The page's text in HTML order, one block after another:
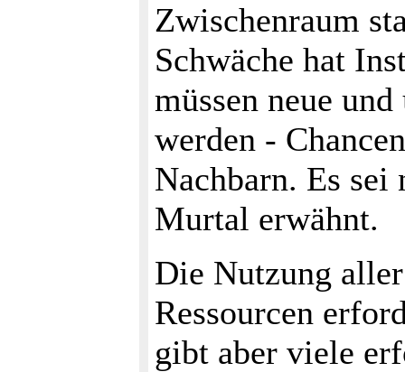
Zwischenraum
Schwäche hat
müssen neue
werden -
Nachbarn. Es
Murtal erwähnt.
Die Nutzung
Ressourcen
gibt aber viele